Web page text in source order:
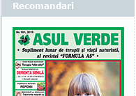
Recomandari